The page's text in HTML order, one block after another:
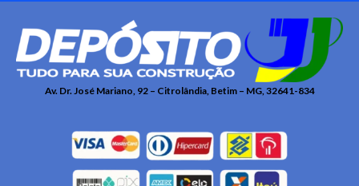
Av. Dr. José Mariano, 92 – Citrolândia, Betim – MG, 32641-834